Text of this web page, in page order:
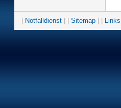
Notfalldienst Sitemap Links